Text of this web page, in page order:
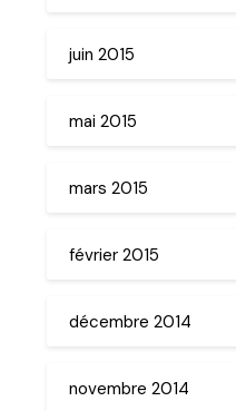
juin 2015
mai 2015
mars 2015
février 2015
décembre 2014
novembre 2014